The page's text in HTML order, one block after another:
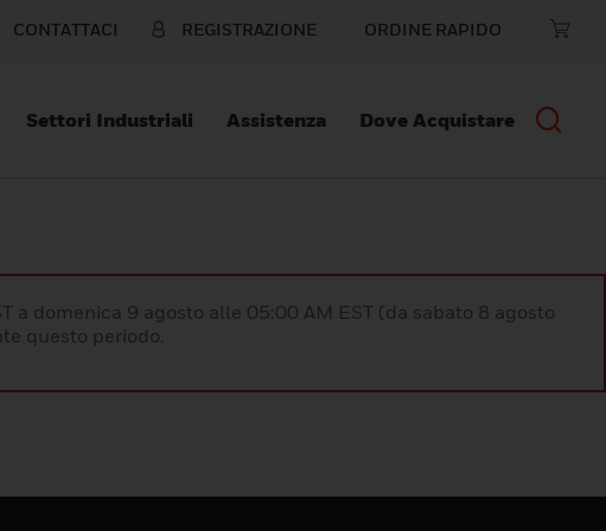
CONTATTACI REGISTRAZIONE ORDINE RAPIDO
Settori Industriali Assistenza Dove Acquistare
domenica 9 agosto alle 05:00 AM EST (da sabato 8 agosto
questo periodo.